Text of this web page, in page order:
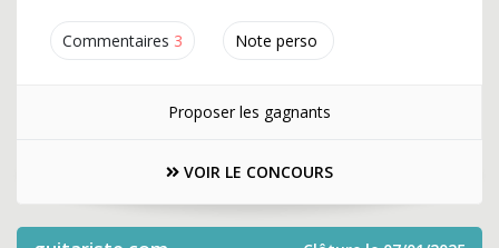
Commentaires 3 Note perso
Proposer les gagnants
VOIR LE CONCOURS